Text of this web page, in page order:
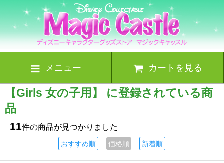
メニュー カートを見る
【Girls 女の子用】 に登録されている商
品
11件の商品が見つかりました
おすすめ順 価格順 新着順